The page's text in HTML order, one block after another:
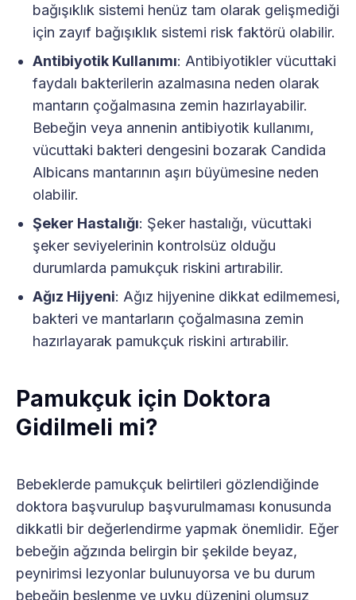
bağışıklık sistemi henüz tam olarak gelişmediği
için zayıf bağışıklık sistemi risk faktörü olabilir.
Antibiyotik Kullanımı: Antibiyotikler vücuttaki
faydalı bakterilerin azalmasına neden olarak
mantarın çoğalmasına zemin hazırlayabilir.
Bebeğin veya annenin antibiyotik kullanımı,
vücuttaki bakteri dengesini bozarak Candida
Albicans mantarının aşırı büyümesine neden
olabilir.
Şeker Hastalığı: Şeker hastalığı, vücuttaki
şeker seviyelerinin kontrolsüz olduğu
durumlarda pamukçuk riskini artırabilir.
Ağız Hijyeni: Ağız hijyenine dikkat edilmemesi,
bakteri ve mantarların çoğalmasına zemin
hazırlayarak pamukçuk riskini artırabilir.
Pamukçuk için Doktora
Gidilmeli mi?
Bebeklerde pamukçuk belirtileri gözlendiğinde
doktora başvurulup başvurulmaması konusunda
dikkatli bir değerlendirme yapmak önemlidir. Eğer
bebeğin ağzında belirgin bir şekilde beyaz,
peynirimsi lezyonlar bulunuyorsa ve bu durum
bebeğin beslenme ve uyku düzenini olumsuz